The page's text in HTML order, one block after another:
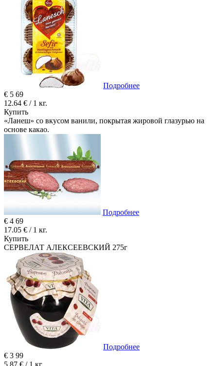
Подробнее
€ 5 69
12.64 € / 1 кг.
Купить
«Ланеш» со вкусом ванили, покрытая жировой глазурью на
основе какао.
Подробнее
€ 4 69
17.05 € / 1 кг.
Купить
СЕРВЕЛАТ АЛЕКСЕЕВСКИЙ 275г
Подробнее
€ 3 99